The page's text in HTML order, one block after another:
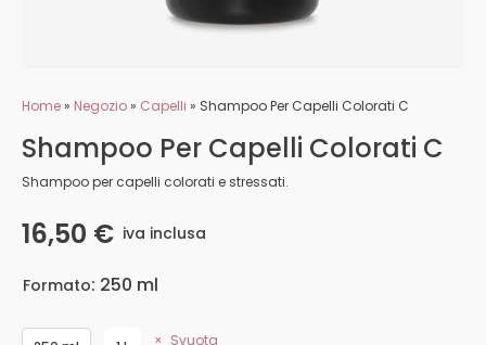
Home» Negozio» Capelli » Shampoo Per Capelli Colorati C
Shampoo Per Capelli Colorati C
Shampoo per capelli colorati e stressati.
16,50 € iva inclusa
Formato: 250 ml
Svuota